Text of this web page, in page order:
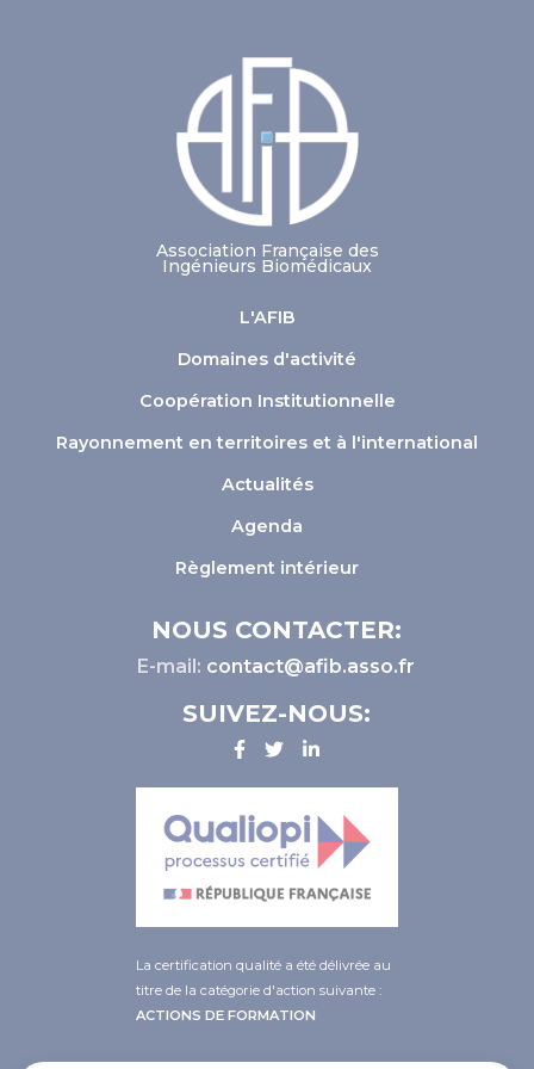
Association Française des
Ingénieurs Biomédicaux
L'AFIB
Domaines d'activité
Coopération Institutionnelle
Rayonnement en territoires et à l'international
Actualités
Agenda
Règlement intérieur
NOUS CONTACTER:
E-mail: contact@afib.asso.fr
SUIVEZ-NOUS:
La certification qualité a été délivrée au
titre de la catégorie d'action suivante :
ACTIONS DE FORMATION